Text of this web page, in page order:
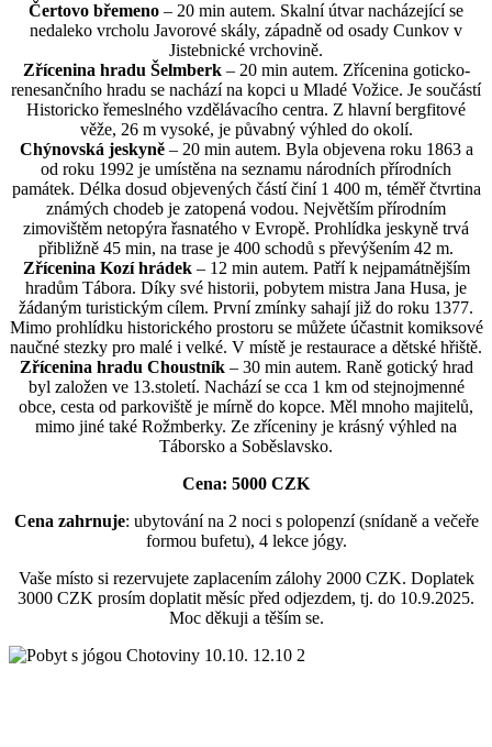
Čertovo břemeno – 20 min autem. Skalní útvar nacházející se
nedaleko vrcholu Javorové skály, západně od osady Cunkov v
Jistebnické vrchovině.
Zřícenina hradu Šelmberk– 20 min autem. Zřícenina goticko-
renesančního hradu se nachází na kopci u Mladé Vožice. Je součástí
Historicko řemeslného vzdělávacího centra. Z hlavní bergfitové
věže, 26 m vysoké, je půvabný výhled do okolí.
Chýnovská jeskyně– 20 min autem. Byla objevena roku 1863 a
od roku 1992 je umístěna na seznamu národních přírodních
památek. Délka dosud objevených částí činí 1 400 m, téměř čtvrtina
známých chodeb je zatopená vodou. Největším přírodním
zimovištěm netopýra řasnatého v Evropě. Prohlídka jeskyně trvá
přibližně 45 min, na trase je 400 schodů s převýšením 42 m.
Zřícenina Kozí hrádek– 12 min autem. Patří k nejpamátnějším
hradům Tábora. Díky své historii, pobytem mistra Jana Husa, je
žádaným turistickým cílem. První zmínky sahají již do roku 1377.
Mimo prohlídku historického prostoru se můžete účastnit komiksové
naučné stezky pro malé i velké. V místě je restaurace a dětské hřiště.
Zřícenina hradu Choustník– 30 min autem. Raně gotický hrad
byl založen ve 13.století. Nachází se cca 1 km od stejnojmenné
obce, cesta od parkoviště je mírně do kopce. Měl mnoho majitelů,
mimo jiné také Rožmberky. Ze zříceniny je krásný výhled na
Táborsko a Soběslavsko.
Cena: 5000 CZK
Cena zahrnuje: ubytování na 2 noci s polopenzí (snídaně a večeře
formou bufetu), 4 lekce jógy.
Vaše místo si rezervujete zaplacením zálohy 2000 CZK. Doplatek
3000 CZK prosím doplatit měsíc před odjezdem, tj. do 10.9.2025.
Moc děkuji a těším se.